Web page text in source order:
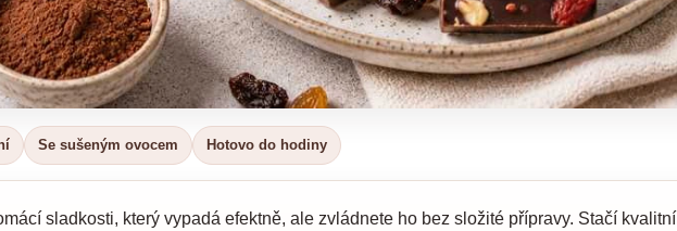
Se sušeným ovocem Hotovo do hodiny
sladkosti, který vypadá efektně, ale zvládnete ho bez složité přípravy. Stačí kvalitní